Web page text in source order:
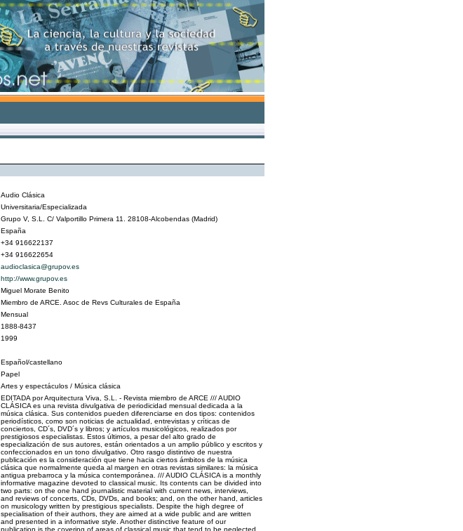
Audio Clásica
Universitaria/Especializada
Grupo V, S.L. C/ Valportillo Primera 11. 28108-Alcobendas (Madrid)
España
+34 916622137
+34 916622654
audioclasica@grupov.es
http://www.grupov.es
Miguel Morate Benito
Miembro de ARCE. Asoc de Revs Culturales de España
Mensual
1888-8437
1999
Español/castellano
Papel
Artes y espectáculos / Música clásica
EDITADA por Arquitectura Viva, S.L. - Revista miembro de ARCE /// AUDIO
CLÁSICA es una revista divulgativa de periodicidad mensual dedicada a la
música clásica. Sus contenidos pueden diferenciarse en dos tipos: contenidos
periodísticos, como son noticias de actualidad, entrevistas y críticas de
conciertos, CD´s, DVD´s y libros; y artículos musicológicos, realizados por
prestigiosos especialistas. Estos últimos, a pesar del alto grado de
especialización de sus autores, están orientados a un amplio público y escritos y
confeccionados en un tono divulgativo. Otro rasgo distintivo de nuestra
publicación es la consideración que tiene hacia ciertos ámbitos de la música
clásica que normalmente queda al margen en otras revistas similares: la música
antigua prebarroca y la música contemporánea. /// AUDIO CLÁSICA is a monthly
informative magazine devoted to classical music. Its contents can be divided into
two parts: on the one hand journalistic material with current news, interviews,
and reviews of concerts, CDs, DVDs, and books; and, on the other hand, articles
on musicology written by prestigious specialists. Despite the high degree of
specialisation of their authors, they are aimed at a wide public and are written
and presented in a informative style. Another distinctive feature of our
publication is the covering of areas of classical music that tend to be neglected